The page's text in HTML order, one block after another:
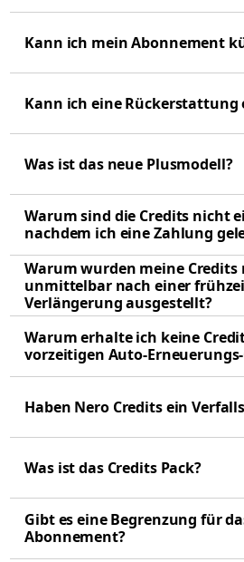
Kann ich mein Abonnement
Kann ich eine Rückerstattung
Was ist das neue Plusmodell?
Warum sind die Credits nicht
nachdem ich eine Zahlung
Warum wurden meine Credits
unmittelbar nach einer
Verlängerung ausgestellt?
Warum erhalte ich keine
vorzeitigen Auto-
Haben Nero Credits ein
Was ist das Credits Pack?
Gibt es eine Begrenzung für
Abonnement?